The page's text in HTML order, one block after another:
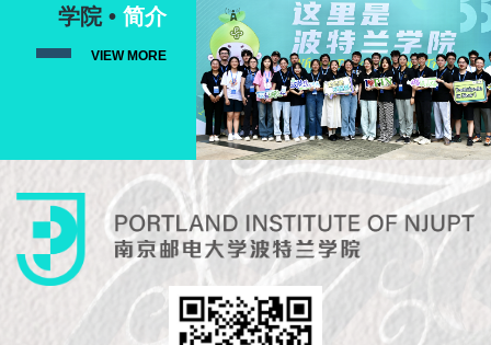
育教学管理工作，坚持社会主义办学方向，培养具有中
国情怀和国...
学院 •简介
VIEW MORE